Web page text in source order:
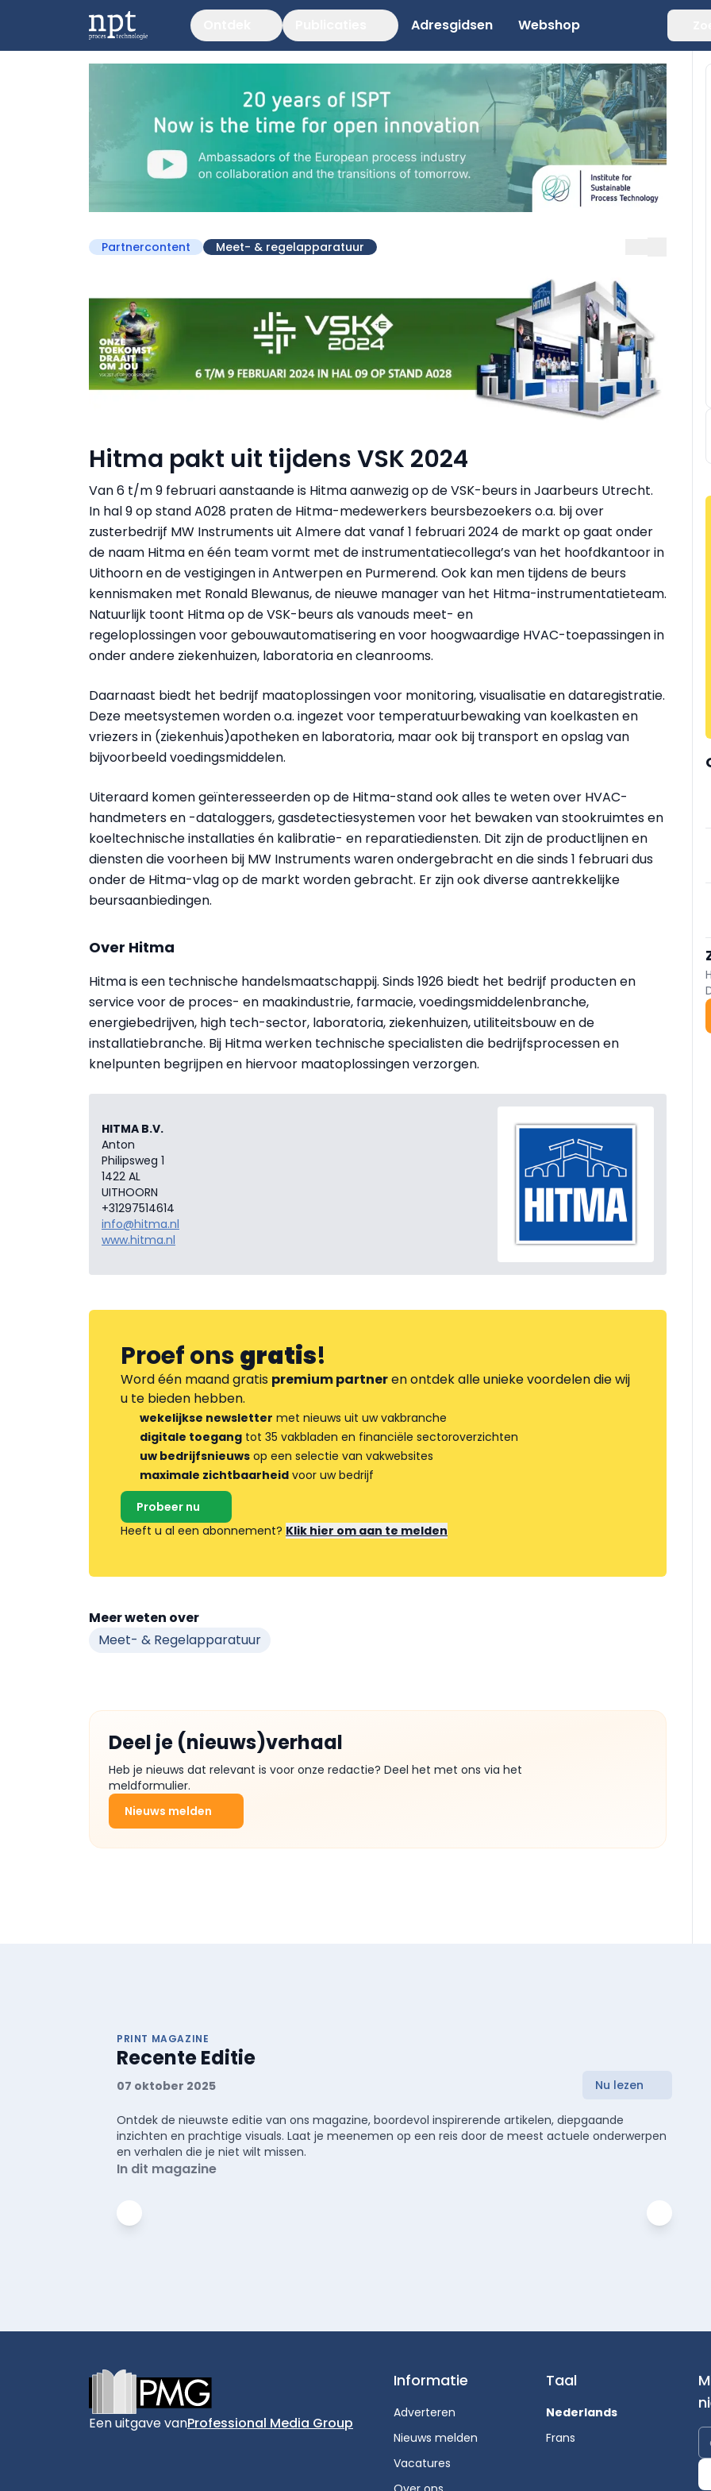
Adresgidsen Webshop
Partnercontent Meet- & regelapparatuur
Hitma pakt uit tijdens VSK 2024
Van 6 t/m 9 februari aanstaande is Hitma aanwezig op de VSK-beurs in Jaarbeurs Utrecht.
In hal 9 op stand A028 praten de Hitma-medewerkers beursbezoekers o.a. bij over
zusterbedrijf MW Instruments uit Almere dat vanaf 1 februari 2024 de markt op gaat onder
de naam Hitma en één team vormt met de instrumentatiecollega’s van het hoofdkantoor in
Uithoorn en de vestigingen in Antwerpen en Purmerend. Ook kan men tijdens de beurs
kennismaken met Ronald Blewanus, de nieuwe manager van het Hitma-instrumentatieteam.
Natuurlijk toont Hitma op de VSK-beurs als vanouds meet- en
regeloplossingen voor gebouwautomatisering en voor hoogwaardige HVAC-toepassingen in
onder andere ziekenhuizen, laboratoria en cleanrooms.
Daarnaast biedt het bedrijf maatoplossingen voor monitoring, visualisatie en dataregistratie.
Deze meetsystemen worden o.a. ingezet voor temperatuurbewaking van koelkasten en
vriezers in (ziekenhuis)apotheken en laboratoria, maar ook bij transport en opslag van
bijvoorbeeld voedingsmiddelen.
Uiteraard komen geïnteresseerden op de Hitma-stand ook alles te weten over HVAC-
handmeters en -dataloggers, gasdetectiesystemen voor het bewaken van stookruimtes en
koeltechnische installaties én kalibratie- en reparatiediensten. Dit zijn de productlijnen en
diensten die voorheen bij MW Instruments waren ondergebracht en die sinds 1 februari dus
onder de Hitma-vlag op de markt worden gebracht. Er zijn ook diverse aantrekkelijke
beursaanbiedingen.
Over Hitma
Hitma is een technische handelsmaatschappij. Sinds 1926 biedt het bedrijf producten en
service voor de proces- en maakindustrie, farmacie, voedingsmiddelenbranche,
energiebedrijven, high tech-sector, laboratoria, ziekenhuizen, utiliteitsbouw en de
installatiebranche. Bij Hitma werken technische specialisten die bedrijfsprocessen en
knelpunten begrijpen en hiervoor maatoplossingen verzorgen.
HITMA B.V.
Anton
Philipsweg 1
1422 AL
UITHOORN
+31297514614
info@hitma.nl
www.hitma.nl
Proef onsgratis!
Word één maand gratis premium partneren ontdek alle unieke voordelen die wij
u te bieden hebben.
wekelijkse newsletter met nieuws uit uw vakbranche
digitale toegang tot 35 vakbladen en financiële sectoroverzichten
uw bedrijfsnieuws op een selectie van vakwebsites
maximale zichtbaarheid voor uw bedrijf
Probeer nu
Heeft u al een abonnement? Klik hier om aan te melden
Meer weten over
Meet- & Regelapparatuur
Deel je (nieuws)verhaal
Heb je nieuws dat relevant is voor onze redactie? Deel het met ons via het
meldformulier.
Nieuws melden
PRINT MAGAZINE
Recente Editie
07 oktober 2025 Nu lezen
Ontdek de nieuwste editie van ons magazine, boordevol inspirerende artikelen, diepgaande
inzichten en prachtige visuals. Laat je meenemen op een reis door de meest actuele onderwerpen
en verhalen die je niet wilt missen.
In dit magazine
Een uitgave vanProfessional Media Group
Informatie
Adverteren
Nieuws melden
Vacatures
Taal
Nederlands
Frans